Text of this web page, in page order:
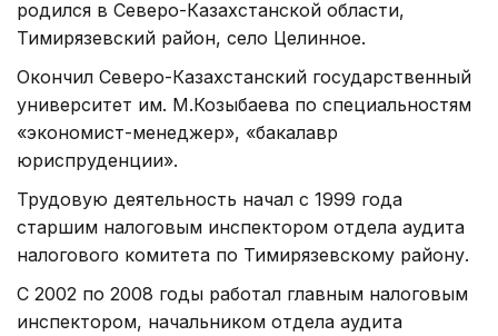
родился в Северо-Казахстанской области,
Тимирязевский район, село Целинное.
Окончил Северо-Казахстанский государственный
университет им. М.Козыбаева по специальностям
«экономист-менеджер», «бакалавр
юриспруденции».
Трудовую деятельность начал с 1999 года
старшим налоговым инспектором отдела аудита
налогового комитета по Тимирязевскому району.
С 2002 по 2008 годы работал главным налоговым
инспектором, начальником отдела аудита